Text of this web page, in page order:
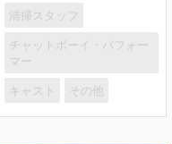
清掃スタッフ
チャットボーイ・パフォー
マー
キャスト その他